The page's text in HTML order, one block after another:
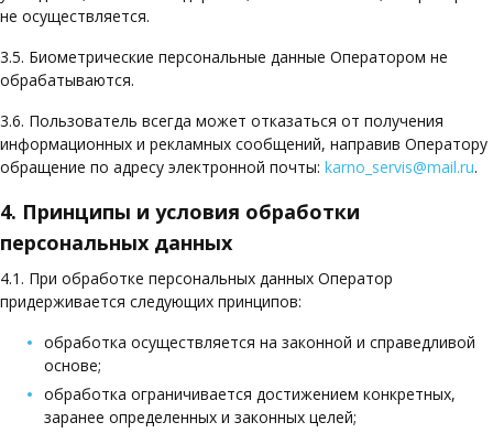
не осуществляется.
3.5. Биометрические персональные данные Оператором не
обрабатываются.
3.6. Пользователь всегда может отказаться от получения
информационных и рекламных сообщений, направив Оператору
обращение по адресу электронной почты: karno_servis@mail.ru.
4. Принципы и условия обработки
персональных данных
4.1. При обработке персональных данных Оператор
придерживается следующих принципов:
обработка осуществляется на законной и справедливой
основе;
обработка ограничивается достижением конкретных,
заранее определенных и законных целей;